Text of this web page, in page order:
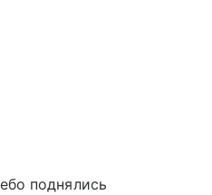
поднялись